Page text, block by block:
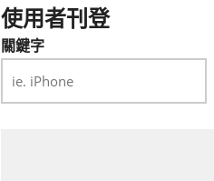
使用者刊登
關鍵字